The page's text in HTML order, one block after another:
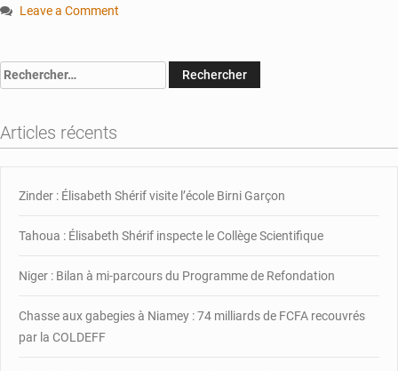
Leave a Comment
:
plusieurs
d’une
un
frontière
le
Rechercher :
Articles récents
Zinder : Élisabeth Shérif visite l’école Birni Garçon
Tahoua : Élisabeth Shérif inspecte le Collège Scientifique
Niger : Bilan à mi-parcours du Programme de Refondation
Chasse aux gabegies à Niamey : 74 milliards de FCFA recouvrés
par la COLDEFF